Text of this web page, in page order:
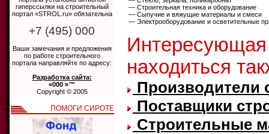
— Строительная техника и оборудование
— Сыпучие и вяжущие материалы и смеси
— Электрооборудование и осветительные
находиться
Производители
Поставщики
Строительные
гиперссылки на строительный
портал «STROL.ru» обязательна
+7 (495) 000
Ваши замечания и предложения
по работе строительного
портала направляйте по адресу:
Разработка сайта:
«000 »™
Copyright © 2005
ПОМОГИ СИРОТЕ